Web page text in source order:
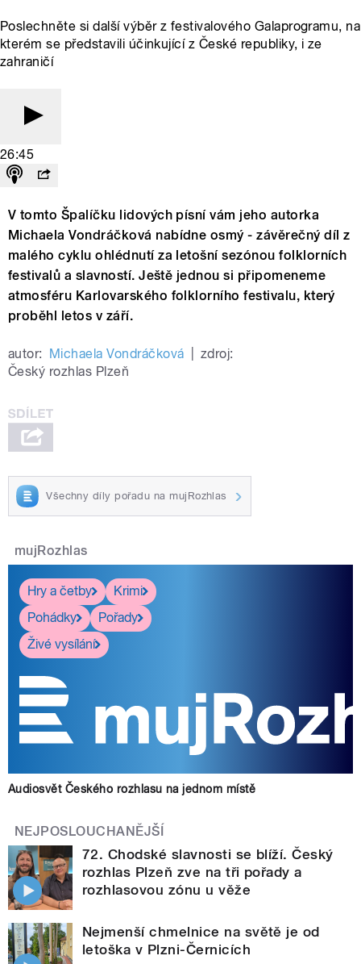
Poslechněte si další výběr z festivalového Galaprogramu, na
kterém se představili účinkující z České republiky, i ze
zahraničí
26:45
V tomto Špalíčku lidových písní vám jeho autorka
Michaela Vondráčková nabídne osmý - závěrečný díl z
malého cyklu ohlédnutí za letošní sezónou folklorních
festivalů a slavností. Ještě jednou si připomeneme
atmosféru Karlovarského folklorního festivalu, který
proběhl letos v září.
autor: Michaela Vondráčková
zdroj:
Český rozhlas Plzeň
Všechny díly pořadu na mujRozhlas
mujRozhlas
Hry a četby
Krimi
Pohádky
Pořady
Živé vysílání
Audiosvět Českého rozhlasu na jednom místě
NEJPOSLOUCHANĚJŠÍ
72. Chodské slavnosti se blíží. Český
rozhlas Plzeň zve na tři pořady a
rozhlasovou zónu u věže
Nejmenší chmelnice na světě je od
letoška v Plzni-Černicích